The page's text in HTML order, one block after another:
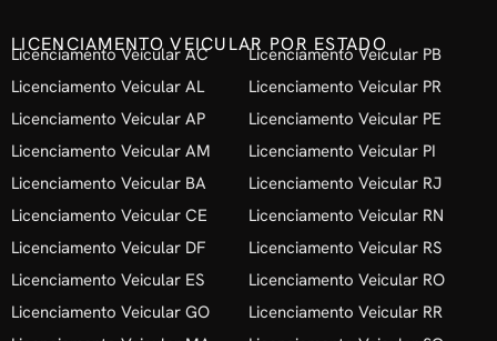
LICENCIAMENTO VEICULAR POR ESTADO
Licenciamento Veicular AC
Licenciamento Veicular AL
Licenciamento Veicular AP
Licenciamento Veicular AM
Licenciamento Veicular BA
Licenciamento Veicular CE
Licenciamento Veicular DF
Licenciamento Veicular ES
Licenciamento Veicular GO
Licenciamento Veicular PB
Licenciamento Veicular PR
Licenciamento Veicular PE
Licenciamento Veicular PI
Licenciamento Veicular RJ
Licenciamento Veicular RN
Licenciamento Veicular RS
Licenciamento Veicular RO
Licenciamento Veicular RR